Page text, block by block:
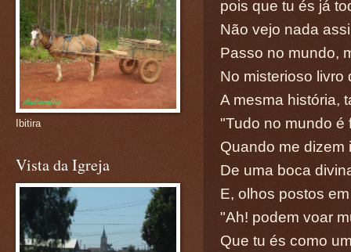
pois que tu és já
Não vejo nada
Passo no mundo,
No misterioso livro
A mesma história,
"Tudo no mundo é
Quando me dizem
De uma boca
E, olhos postos
"Ah! podem voar
Que tu és como
Ibitira
Vista da Igreja